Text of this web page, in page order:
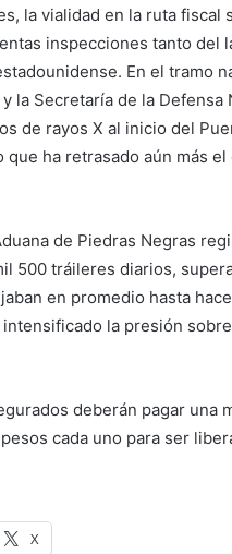
la vialidad en la ruta fiscal
inspecciones tanto del
En el tramo
la Secretaría de la Defensa
de rayos X al inicio del
que ha retrasado aún más el
de Piedras Negras
500 tráileres diarios,
en promedio hasta
la presión
deberán pagar una
cada uno para ser
X